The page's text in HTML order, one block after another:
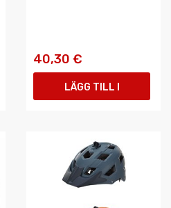
40,30 €
LÄGG TILL I